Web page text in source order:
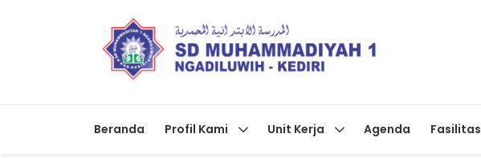
Beranda Profil Kami Unit Kerja Agenda Fasilitas